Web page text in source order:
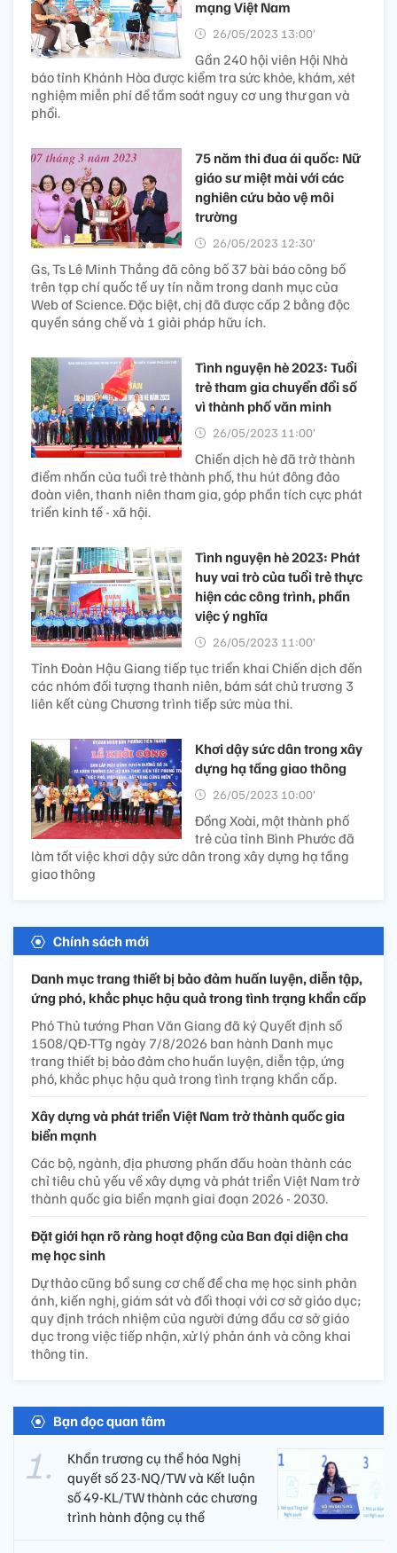
mạng Việt Nam
26/05/2023 13:00’
Gần 240 hội viên Hội Nhà
báo tỉnh Khánh Hòa được kiểm tra sức khỏe, khám, xét
nghiệm miễn phí để tầm soát nguy cơ ung thư gan và
phổi.
75 năm thi đua ái quốc: Nữ
giáo sư miệt mài với các
nghiên cứu bảo vệ môi
trường
26/05/2023 12:30’
Gs, Ts Lê Minh Thắng đã công bố 37 bài báo công bố
trên tạp chí quốc tế uy tín nằm trong danh mục của
Web of Science. Đặc biệt, chị đã được cấp 2 bằng độc
quyền sáng chế và 1 giải pháp hữu ích.
Tình nguyện hè 2023: Tuổi
trẻ tham gia chuyển đổi số
vì thành phố văn minh
26/05/2023 11:00’
Chiến dịch hè đã trở thành
điểm nhấn của tuổi trẻ thành phố, thu hút đông đảo
đoàn viên, thanh niên tham gia, góp phần tích cực phát
triển kinh tế - xã hội.
Tình nguyện hè 2023: Phát
huy vai trò của tuổi trẻ thực
hiện các công trình, phần
việc ý nghĩa
26/05/2023 11:00’
Tỉnh Đoàn Hậu Giang tiếp tục triển khai Chiến dịch đến
các nhóm đối tượng thanh niên, bám sát chủ trương 3
liên kết cùng Chương trình tiếp sức mùa thi.
Khơi dậy sức dân trong xây
dựng hạ tầng giao thông
26/05/2023 10:00’
Đồng Xoài, một thành phố
trẻ của tỉnh Bình Phước đã
làm tốt việc khơi dậy sức dân trong xây dựng hạ tầng
giao thông
Chính sách mới
Danh mục trang thiết bị bảo đảm huấn luyện, diễn tập,
ứng phó, khắc phục hậu quả trong tình trạng khẩn cấp
Phó Thủ tướng Phan Văn Giang đã ký Quyết định số
1508/QĐ-TTg ngày 7/8/2026 ban hành Danh mục
trang thiết bị bảo đảm cho huấn luyện, diễn tập, ứng
phó, khắc phục hậu quả trong tình trạng khẩn cấp.
Xây dựng và phát triển Việt Nam trở thành quốc gia
biển mạnh
Các bộ, ngành, địa phương phấn đấu hoàn thành các
chỉ tiêu chủ yếu về xây dựng và phát triển Việt Nam trở
thành quốc gia biển mạnh giai đoạn 2026 - 2030.
Đặt giới hạn rõ ràng hoạt động của Ban đại diện cha
mẹ học sinh
Dự thảo cũng bổ sung cơ chế để cha mẹ học sinh phản
ánh, kiến nghị, giám sát và đối thoại với cơ sở giáo dục;
quy định trách nhiệm của người đứng đầu cơ sở giáo
dục trong việc tiếp nhận, xử lý phản ánh và công khai
thông tin.
Bạn đọc quan tâm
Khẩn trương cụ thể hóa Nghị
quyết số 23-NQ/TW và Kết luận
số 49-KL/TW thành các chương
trình hành động cụ thể